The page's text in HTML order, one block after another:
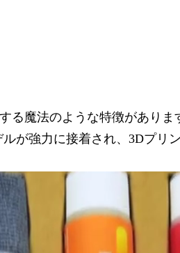
る魔法のような特徴がありま
が強力に接着され、3Dプリ